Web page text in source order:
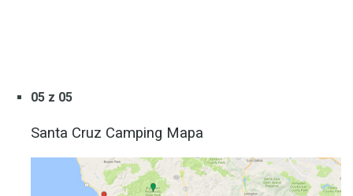
05 z 05
Santa Cruz Camping Mapa